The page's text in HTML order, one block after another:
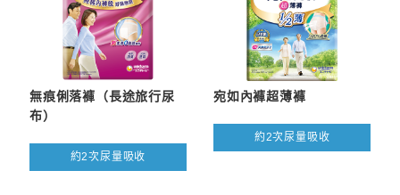
無痕俐落褲（長途旅行尿
布）
約2次尿量吸收
宛如內褲超薄褲
約2次尿量吸收